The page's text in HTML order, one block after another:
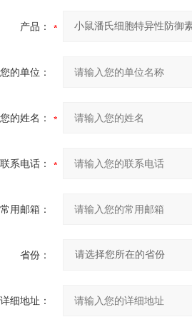
产品：
您的单位：
您的姓名：
联系电话：
常用邮箱：
省份：
详细地址：